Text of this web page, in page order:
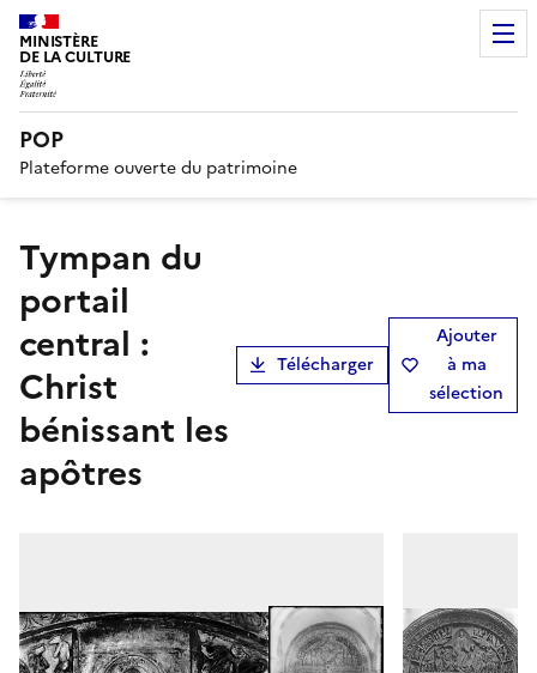
MINISTÈRE
DE LA CULTURE
POP
Plateforme ouverte du patrimoine
tympan du
portail
central :
Christ
bénissant les
apôtres
Télécharger
Ajouter
à ma
sélection